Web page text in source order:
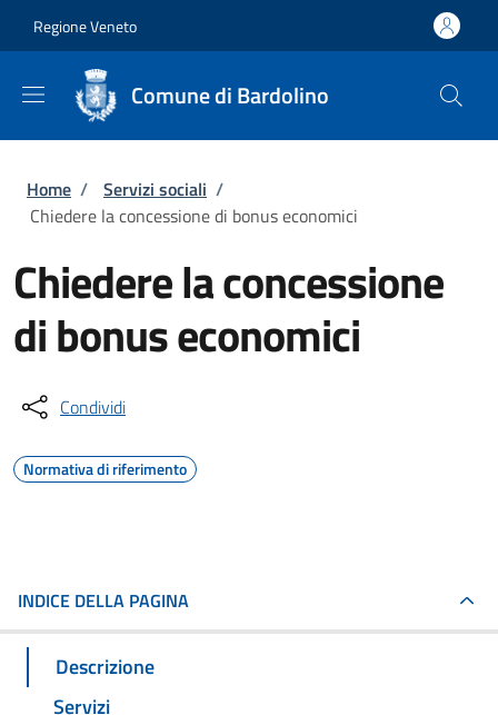
Regione Veneto
Comune di Bardolino
Briciole di pane
Home / Servizi sociali /
Chiedere la concessione di bonus economici
Chiedere la concessione
di bonus economici
Condividi
Normativa di riferimento
INDICE DELLA PAGINA
Descrizione
Servizi